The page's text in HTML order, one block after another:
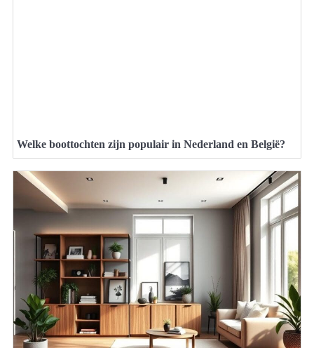
Welke boottochten zijn populair in Nederland en België?